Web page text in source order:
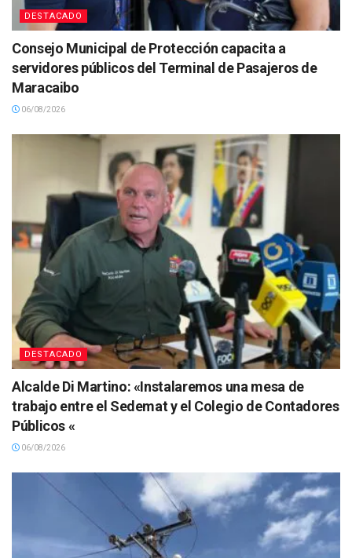
DESTACADO
Consejo Municipal de Protección capacita a
servidores públicos del Terminal de Pasajeros de
Maracaibo
06/08/2026
DESTACADO
Alcalde Di Martino: «Instalaremos una mesa de
trabajo entre el Sedemat y el Colegio de Contadores
Públicos «
06/08/2026